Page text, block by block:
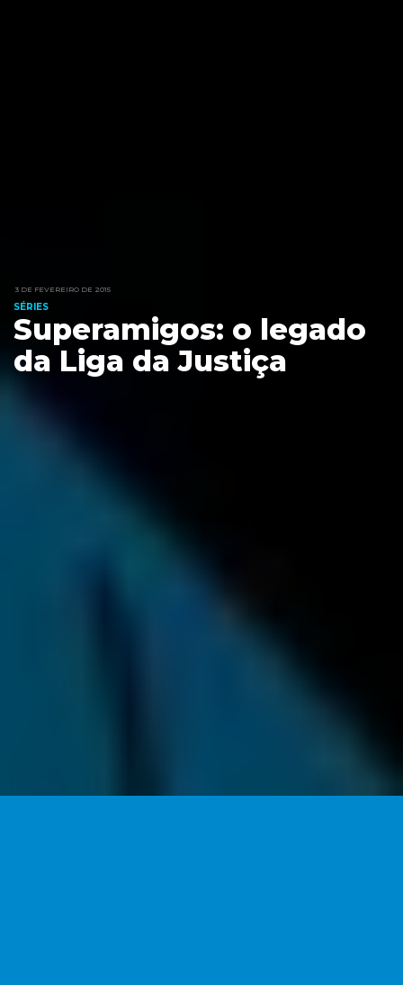
3 DE FEVEREIRO DE 2015
SÉRIES
Superamigos: o legado
da Liga da Justiça